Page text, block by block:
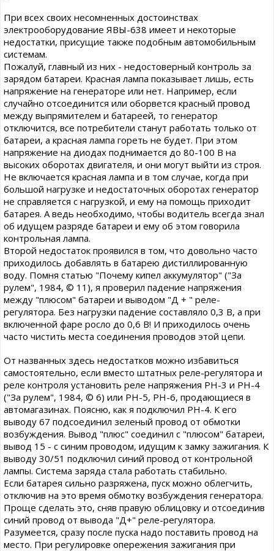
При всех своих несомненных достоинствах
электрооборудование ЯВЫ-638 имеет и некоторые
недостатки, присущие также подобным автомобильным
системам.
Пожалуй, главный из них - недостоверный контроль за
зарядом батареи. Красная лампа показывает лишь, есть
напряжение на генераторе или нет. Например, если
случайно отсоединится или оборвется красный провод
между выпрямителем и батареей, то генератор
отключится, все потребители станут работать только от
батареи, а красная лампа гореть не будет. При этом
напряжение на диодах поднимается до 80-100 В на
высоких оборотах двигателя, и они могут выйти из строя.
Не включается красная лампа и в том случае, когда при
большой нагрузке и недостаточных оборотах генератор
не справляется с нагрузкой, и ему на помощь приходит
батарея. А ведь необходимо, чтобы водитель всегда знал
об идущем разряде батареи и ему об этом говорила
контрольная лампа.
Второй недостаток проявился в том, что довольно часто
приходилось добавлять в батарею дистиллированную
воду. Помня статью "Почему кипел аккумулятор" ("За
рулем", 1984, © 11), я проверил падение напряжения
между "плюсом" батареи и выводом "Д + " реле-
регулятора. Без нагрузки падение составляло 0,3 В, а при
включенной фаре росло до 0,6 В! И приходилось очень
часто чистить места соединения проводов этой цепи.
От названных здесь недостатков можно избавиться
самостоятельно, если вместо штатных реле-регулятора и
реле контроля установить реле напряжения РН-3 и РН-4
("За рулем", 1984, © 6) или РН-5, РН-6, продающиеся в
автомагазинах. Поясню, как я подключил РН-4. К его
выводу 67 подсоединил зеленый провод от обмотки
возбуждения. Вывод "плюс" соединил с "плюсом" батареи,
вывод 15 - с синим проводом, идущим к замку зажигания. К
выводу 30/51 подключил синий провод от контрольной
лампы. Система заряда стала работать стабильно.
Если батарея сильно разряжена, пуск можно облегчить,
отключив на это время обмотку возбуждения генератора.
Проще сделать это, сняв правую облицовку и отсоединив
синий провод от вывода "Д+" реле-регулятора.
Разумеется, сразу после пуска надо поставить провод на
место. При регулировке опережения зажигания при